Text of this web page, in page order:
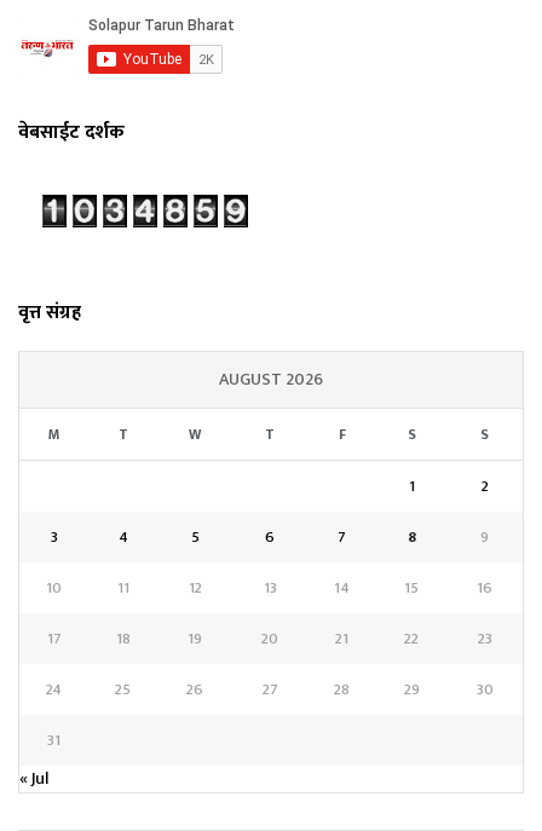
वेबसाईट दर्शक
वृत्त संग्रह
AUGUST 2026
M T W T F S S
1
2
3
4 5 6 7 8
9
10
11 12 13 14 15
16
17
18 19 20 21 22
23
24
25 26 27 28 29
30
31
« Jul